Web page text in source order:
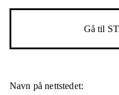
Gå til
Navn på nettstedet: